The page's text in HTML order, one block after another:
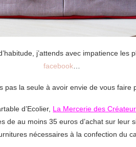
j’attends avec impatience les
facebook…
pas la seule à avoir envie de vous faire
d’Ecolier, La Mercerie des
au moins 35 euros d’achat sur leur
nécessaires à la confection du